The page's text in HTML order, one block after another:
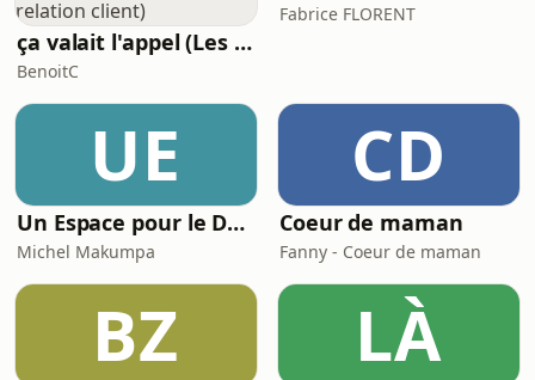
ça valait l'appel (Les meilleures histoires de la relation client)
BenoitC
Fabrice FLORENT
UE
Un Espace pour le Deuil
Michel Makumpa
CD
Coeur de maman
Fanny - Coeur de maman
BZ LÀ